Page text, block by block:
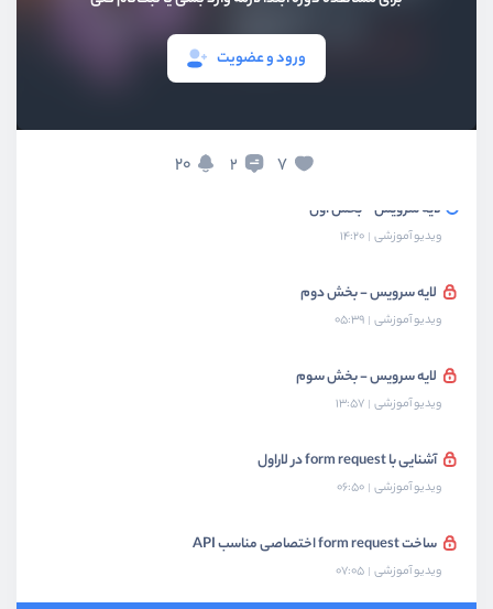
ورود و عضویت
7
2
20
ساختن facade برای builder
لایه سرویس - بخش اول
ویدیو آموزشی 14:20
لایه سرویس - بخش دوم
ویدیو آموزشی 05:39
لایه سرویس - بخش سوم
ویدیو آموزشی 13:57
آشنایی با form request در لاراول
ویدیو آموزشی 06:50
ساخت form request اختصاصی مناسب API
ویدیو آموزشی 07:05